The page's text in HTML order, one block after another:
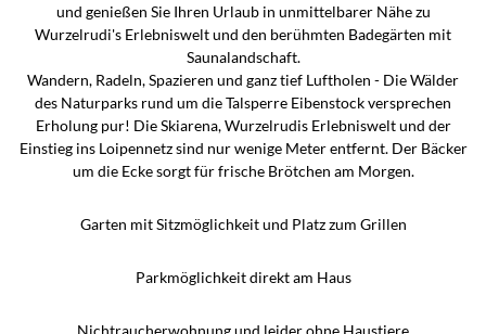
und genießen Sie Ihren Urlaub in unmittelbarer Nähe zu
Wurzelrudi's Erlebniswelt und den berühmten Badegärten mit
Saunalandschaft.
Wandern, Radeln, Spazieren und ganz tief Luftholen - Die Wälder
des Naturparks rund um die Talsperre Eibenstock versprechen
Erholung pur! Die Skiarena, Wurzelrudis Erlebniswelt und der
Einstieg ins Loipennetz sind nur wenige Meter entfernt. Der Bäcker
um die Ecke sorgt für frische Brötchen am Morgen.
Garten mit Sitzmöglichkeit und Platz zum Grillen
Parkmöglichkeit direkt am Haus